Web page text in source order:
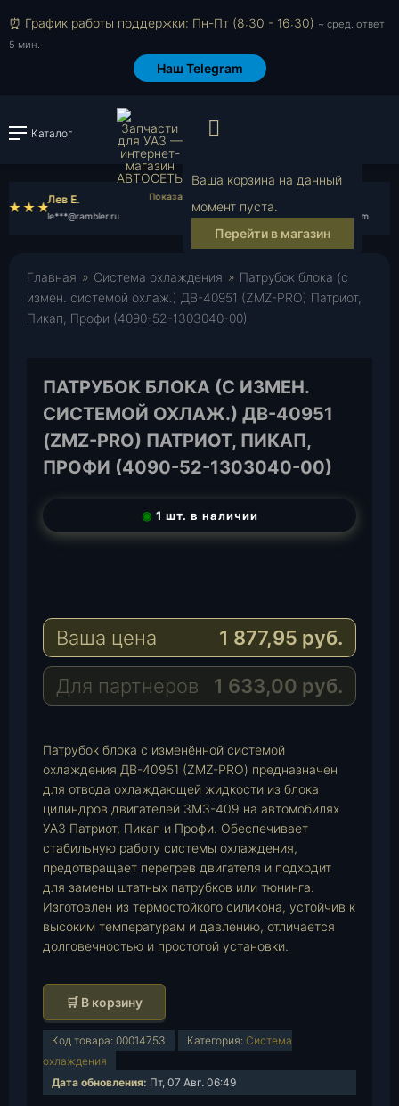
⏰ График работы поддержки: Пн-Пт (8:30 - 16:30) ~ сред. ответ
5 мин.
Наш Telegram
Каталог Войти или
Ваша корзина на данный
момент пуста.
Перейти в магазин
Лев Е.
le***@rambler.ru iv***@gmail.com
Главная » Система охлаждения » Патрубок блока (с
измен. системой охлаж.) ДВ-40951 (ZMZ-PRO) Патриот,
Пикап, Профи (4090-52-1303040-00)
ПАТРУБОК БЛОКА (С ИЗМЕН.
СИСТЕМОЙ ОХЛАЖ.) ДВ-40951
(ZMZ-PRO) ПАТРИОТ, ПИКАП,
ПРОФИ (4090-52-1303040-00)
◉ 1 шт. в наличии
e
r
a
m
a
s
A
p
a
i
l
Ваша цена 1 877,95 руб.
Для партнеров 1 633,00 руб.
Патрубок блока с изменённой системой
охлаждения ДВ-40951 (ZMZ-PRO) предназначен
для отвода охлаждающей жидкости из блока
цилиндров двигателей ЗМЗ-409 на автомобилях
УАЗ Патриот, Пикап и Профи. Обеспечивает
стабильную работу системы охлаждения,
предотвращает перегрев двигателя и подходит
для замены штатных патрубков или тюнинга.
Изготовлен из термостойкого силикона, устойчив к
высоким температурам и давлению, отличается
долговечностью и простотой установки.
о
л
и
е
🛒 В корзину
Код товара: 00014753 Категория: Система
охлаждения
Дата обновления: Пт, 07 Авг. 06:49